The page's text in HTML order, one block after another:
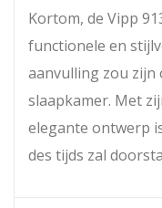
Kortom, de Vipp
functionele en
aanvulling zou zijn
slaapkamer. Met
elegante ontwerp
des tijds zal